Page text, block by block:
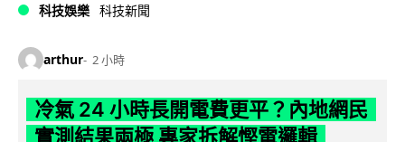
科技娛樂 科技新聞
arthur 2 小時
冷氣 24 小時長開電費更平？內地網民
實測結果兩極 專家拆解慳電邏輯